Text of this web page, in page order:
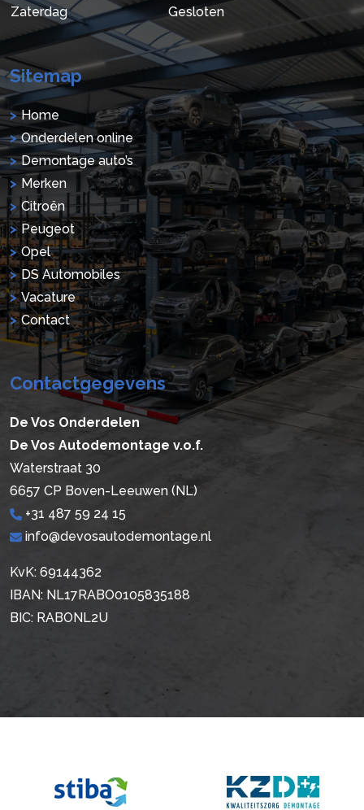
Zaterdag
Gesloten
Sitemap
Home
Onderdelen online
Demontage auto’s
Merken
Citroën
Peugeot
Opel
DS Automobiles
Vacature
Contact
Contactgegevens
De Vos Onderdelen
De Vos Autodemontage v.o.f.
Waterstraat 30
6657 CP Boven-Leeuwen (NL)
+31 487 59 24 15
info@devosautodemontage.nl
KvK: 69144362
IBAN: NL17RABO0105835188
BIC: RABONL2U